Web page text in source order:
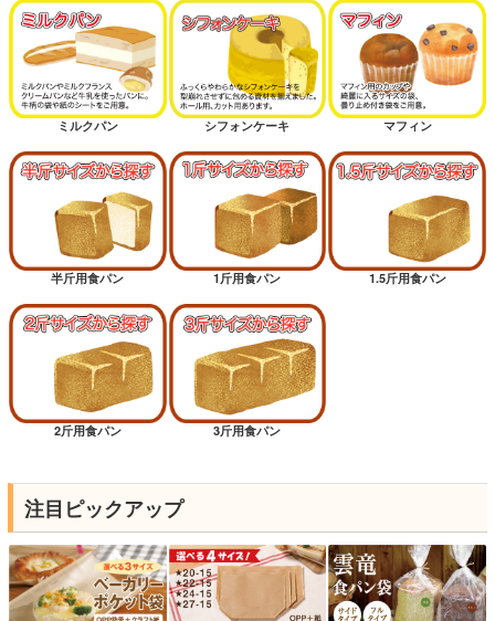
ミルクパン シフォンケーキ マフィン
半斤用食パン 1斤用食パン 1.5斤用食パン
2斤用食パン 3斤用食パン
注目ピックアップ